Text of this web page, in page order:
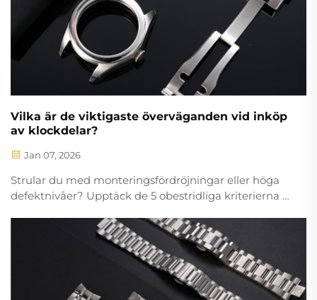
Vilka är de viktigaste överväganden vid inköp
av klockdelar?
Jan 07, 2026
Strular du med monteringsfördröjningar eller höga
defektnivåer? Upptäck de 5 obestridliga kriterierna –
kostnads-kvalitetsavvägningar – för att köpa
tillförlitliga klockdelar. Hämta benchmarkvärdena nu.